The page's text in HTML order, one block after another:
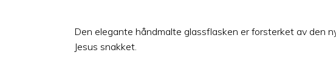
Den elegante håndmalte glassflasken er forsterket av den
Jesus snakket.